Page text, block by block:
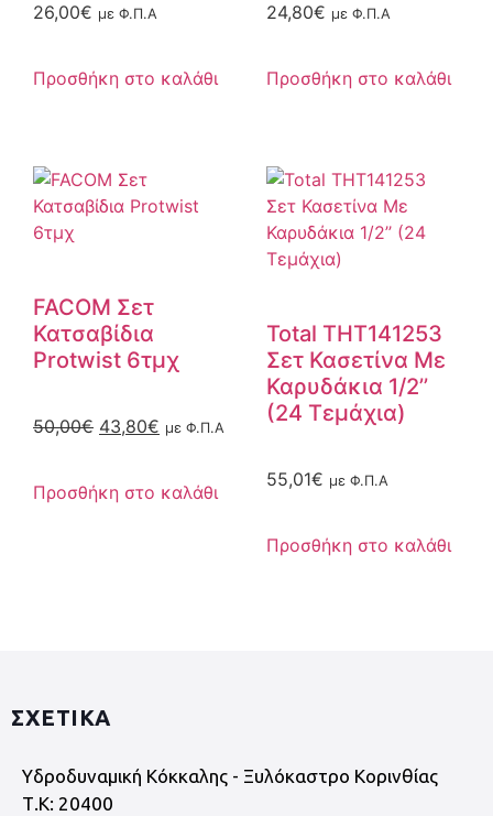
26,00€ με Φ.Π.Α
Προσθήκη στο καλάθι
24,80€ με Φ.Π.Α
Προσθήκη στο καλάθι
FACOM Σετ
Κατσαβίδια
Protwist 6τμχ
50,00€ 43,80€ με Φ.Π.Α
Προσθήκη στο καλάθι
Total THT141253
Σετ Κασετίνα Με
Καρυδάκια 1/2’’
(24 Τεμάχια)
55,01€ με Φ.Π.Α
Προσθήκη στο καλάθι
ΣΧΕΤΙΚΑ
Υδροδυναμική Κόκκαλης - Ξυλόκαστρο Κορινθίας
Τ.Κ: 20400